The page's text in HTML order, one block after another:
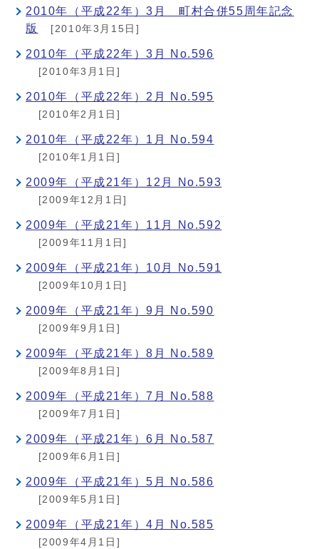
2010年（平成22年）3月 町村合併55周年記念
版
[2010年3月15日]
2010年（平成22年）3月 No.596
[2010年3月1日]
2010年（平成22年）2月 No.595
[2010年2月1日]
2010年（平成22年）1月 No.594
[2010年1月1日]
2009年（平成21年）12月 No.593
[2009年12月1日]
2009年（平成21年）11月 No.592
[2009年11月1日]
2009年（平成21年）10月 No.591
[2009年10月1日]
2009年（平成21年）9月 No.590
[2009年9月1日]
2009年（平成21年）8月 No.589
[2009年8月1日]
2009年（平成21年）7月 No.588
[2009年7月1日]
2009年（平成21年）6月 No.587
[2009年6月1日]
2009年（平成21年）5月 No.586
[2009年5月1日]
2009年（平成21年）4月 No.585
[2009年4月1日]